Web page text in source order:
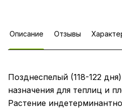
Описание Отзывы
Позднеспелый (118-122
назначения для теплиц и
Растение